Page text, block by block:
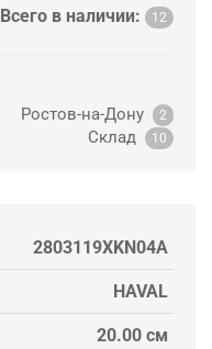
Всего в наличии: 12
Ростов-на-Дону 2
Склад 10
2803119XKN04A
HAVAL
20.00 см